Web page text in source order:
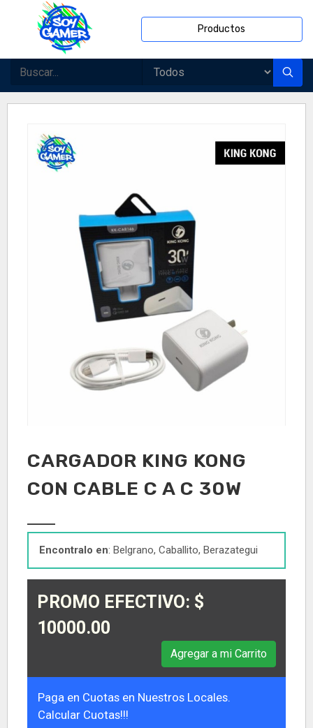
Productos
CARGADOR KING KONG
CON CABLE C A C 30W
Encontralo en: Belgrano, Caballito, Berazategui
PROMO EFECTIVO: $
10000.00
Agregar a mi Carrito
Paga en Cuotas en Nuestros Locales.
Calcular Cuotas!!!